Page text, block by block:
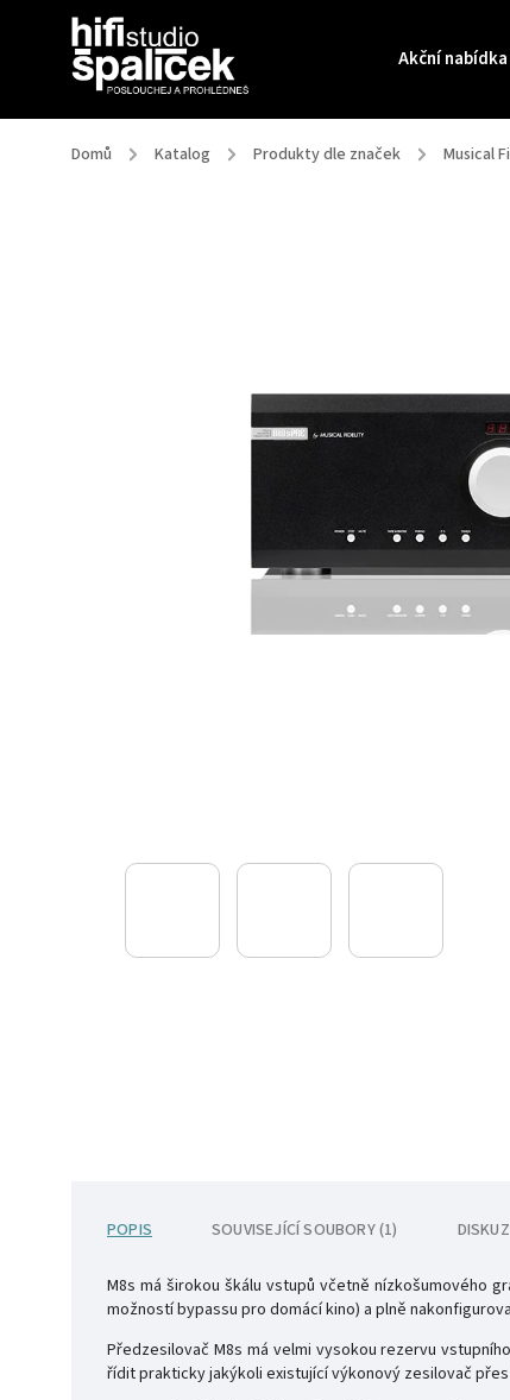
Akční nabídka
Domů / Katalog / Produkty dle značek / Musical
POPIS SOUVISEJÍCÍ SOUBORY (1)
M8s má širokou škálu vstupů včetně nízkošumového
možností bypassu pro domácí kino) a plně
Předzesilovač M8s má velmi vysokou rezervu
řídit prakticky jakýkoli existující výkonový zesilovač